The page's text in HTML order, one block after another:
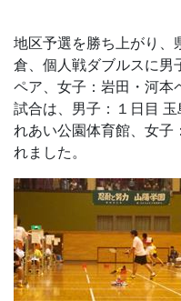
地区予選を勝ち上がり、
倉、個人戦ダブルスに男
ペア、女子：岩田・河本
試合は、男子：１日目
れあい公園体育館、女
れました。